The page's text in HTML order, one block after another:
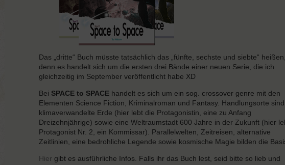
Das „dritte“ Buch müsste tatsächlich das „fünfte, sechste und siebte“ heißen,
denn es handelt sich um die ersten drei Bände einer neuen Serie, die ich
gleichzeitig im September veröffentlicht habe XD
Bei SPACE to SPACE handelt es sich um ein sog. crossover genre mit den
Elementen Science Fiction, Kriminalroman und Fantasy. Handlungsorte
klimaverwandelte Erde (hier lebt die Protagonistin, eine zu Anfang
Dreizehnjährige) sowie eine Weltraumstadt 600 Jahre in der Zukunft (hier
Protagonist Nr. 2, ein Kommissar). Parallelwelten, Zeitreisen, alternative
Zeitlinien, eine bedrohliche Legende sowie kosmische Magie bilden die
Hier gibt es ausführliche Infos. Falls ihr das Buch lest, seid bitte so lieb und